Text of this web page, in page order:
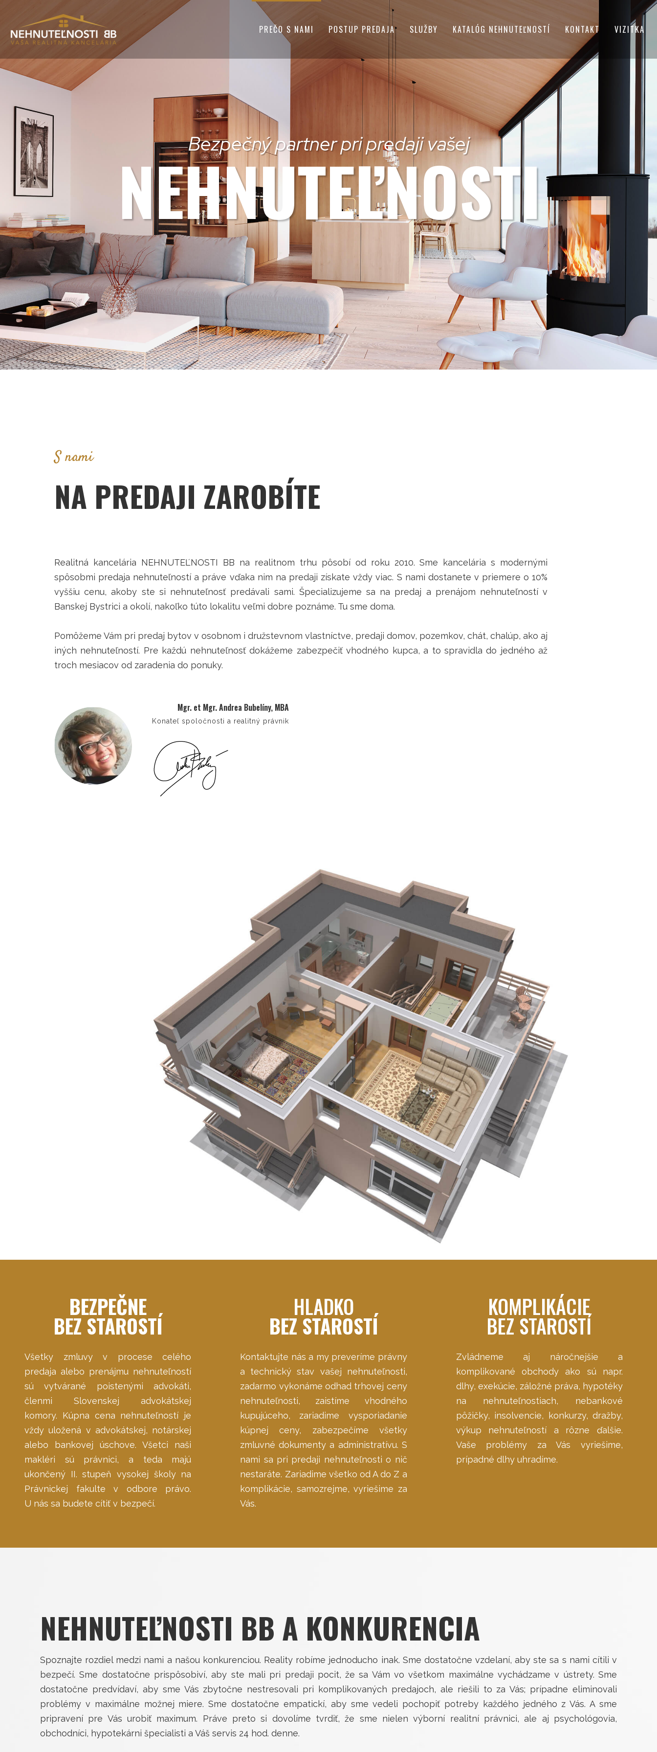
PREČO S NAMI POSTUP PREDAJA SLUŽBY KATALÓG NEHNUTEĽNOSTÍ KONTAKT VIZITKA
NEHNUTEĽNOSTI
Bezpečný partner pri predaji vašej
S nami
NA PREDAJI ZAROBÍTE
Realitná kancelária NEHNUTEĽNOSTI BB na realitnom trhu pôsobí od roku 2010. Sme kancelária s modernými
spôsobmi predaja nehnuteľností a práve vďaka nim na predaji získate vždy viac. S nami dostanete v priemere o 10%
vyššiu cenu, akoby ste si nehnuteľnosť predávali sami. Špecializujeme sa na predaj a prenájom nehnuteľností v
Banskej Bystrici a okolí, nakoľko túto lokalitu veľmi dobre poznáme. Tu sme doma.
Pomôžeme Vám pri predaj bytov v osobnom i družstevnom vlastníctve, predaji domov, pozemkov, chát, chalúp, ako aj
iných nehnuteľností. Pre každú nehnuteľnosť dokážeme zabezpečiť vhodného kupca, a to spravidla do jedného až
troch mesiacov od zaradenia do ponuky.
Mgr. et Mgr. Andrea Bubelíny, MBA
Konateľ spoločnosti a realitný právnik
BEZPEČNE
BEZ STAROSTÍ
Všetky zmluvy v procese celého
predaja alebo prenájmu nehnuteľností
sú vytvárané poistenými advokáti,
členmi Slovenskej advokátskej
komory. Kúpna cena nehnuteľností je
vždy uložená v advokátskej, notárskej
alebo bankovej úschove. Všetci naši
makléri sú právnici, a teda majú
ukončený II. stupeň vysokej školy na
Právnickej fakulte v odbore právo.
U nás sa budete cítiť v bezpečí.
HLADKO
BEZ STAROSTÍ
Kontaktujte nás a my preveríme právny
a technický stav vašej nehnuteľnosti,
zadarmo vykonáme odhad trhovej ceny
nehnuteľnosti, zaistíme vhodného
kupujúceho, zariadime vysporiadanie
kúpnej ceny, zabezpečíme všetky
zmluvné dokumenty a administratívu. S
nami sa pri predaji nehnuteľnosti o nič
nestaráte. Zariadime všetko od A do Z a
komplikácie, samozrejme, vyriešime za
Vás.
KOMPLIKÁCIE
BEZ STAROSTÍ
Zvládneme aj náročnejšie a
komplikované obchody ako sú napr.
dlhy, exekúcie, záložné práva, hypotéky
na nehnuteľnostiach, nebankové
pôžičky, insolvencie, konkurzy, dražby,
výkup nehnuteľností a rôzne ďalšie.
Vaše problémy za Vás vyriešime,
prípadné dlhy uhradíme.
NEHNUTEĽNOSTI BB A KONKURENCIA
Spoznajte rozdiel medzi nami a našou konkurenciou. Reality robíme jednoducho inak. Sme dostatočne vzdelaní, aby ste sa s nami cítili v
bezpečí. Sme dostatočne prispôsobiví, aby ste mali pri predaji pocit, že sa Vám vo všetkom maximálne vychádzame v ústrety. Sme
dostatočne predvídaví, aby sme Vás zbytočne nestresovali pri komplikovaných predajoch, ale riešili to za Vás; prípadne eliminovali
problémy v maximálne možnej miere. Sme dostatočne empatickí, aby sme vedeli pochopiť potreby každého jedného z Vás. A sme
pripravení pre Vás urobiť maximum. Práve preto si dovolíme tvrdiť, že sme nielen výborní realitní právnici, ale aj psychológovia,
obchodníci, hypotekárni špecialisti a Váš servis 24 hod. denne.